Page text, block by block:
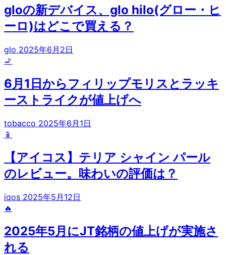
gloの新デバイス、glo hilo(グロー・ヒ
ーロ)はどこで買える？
glo 2025年6月2日
🚬
6月1日からフィリップモリスとラッキ
ーストライクが値上げへ
tobacco 2025年6月1日
📱
【アイコス】テリア シャイン パール
のレビュー。味わいの評価は？
iqos 2025年5月12日
🔥
2025年5月にJT銘柄の値上げが実施さ
れる